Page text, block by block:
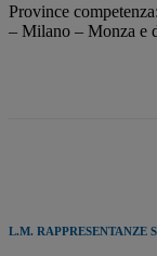
Province competenza:
– Milano – Monza e
L.M. RAPPRESENTANZE